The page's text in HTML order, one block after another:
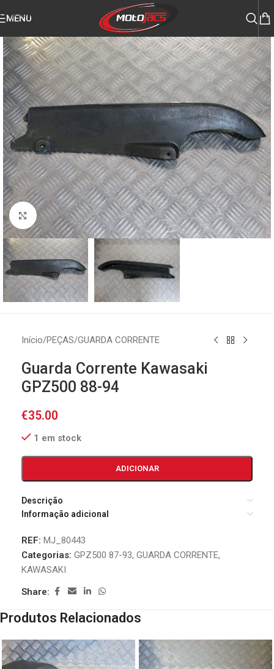
Skip to navigation
MENU
Click to enlarge
Início/PEÇAS/GUARDA CORRENTE
Guarda Corrente Kawasaki
GPZ500 88-94
€35.00
1 em stock
ADICIONAR
Descrição
Informação adicional
REF: MJ_80443
Categorias: GPZ500 87-93, GUARDA CORRENTE,
KAWASAKI
Share:
Produtos Relacionados